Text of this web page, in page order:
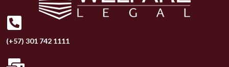
(+57) 301 742 1111